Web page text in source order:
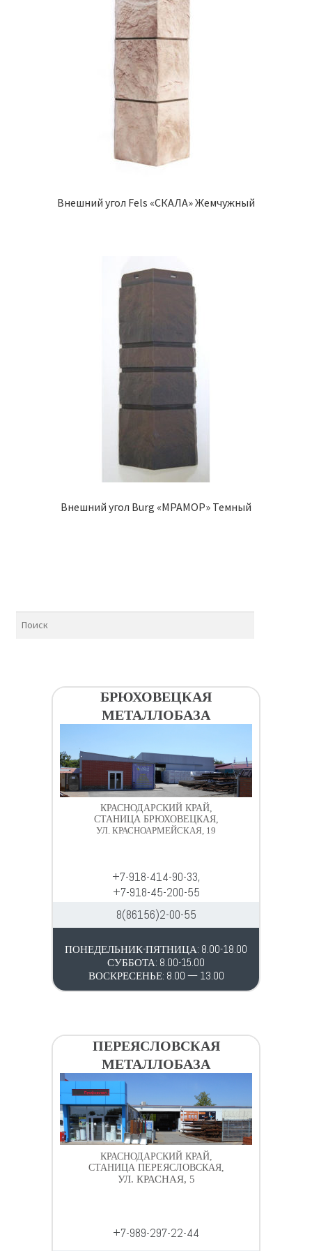
Внешний угол Fels «СКАЛА» Жемчужный
Внешний угол Burg «МРАМОР» Темный
БРЮХОВЕЦКАЯ
МЕТАЛЛОБАЗА
КРАСНОДАРСКИЙ КРАЙ,
СТАНИЦА БРЮХОВЕЦКАЯ,
УЛ. КРАСНОАРМЕЙСКАЯ, 19
+7-918-414-90-33,
+7-918-45-200-55
8(86156)2-00-55
ПОНЕДЕЛЬНИК-ПЯТНИЦА: 8.00-18.00
СУББОТА: 8.00-15.00
ВОСКРЕСЕНЬЕ: 8.00 — 13.00
ПЕРЕЯСЛОВСКАЯ
МЕТАЛЛОБАЗА
КРАСНОДАРСКИЙ КРАЙ,
СТАНИЦА ПЕРЕЯСЛОВСКАЯ,
УЛ. КРАСНАЯ, 5
+7-989-297-22-44